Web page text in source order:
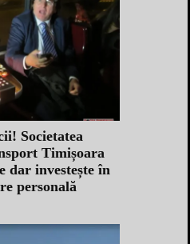
Societatea
Timișoara
dar investește în
personală